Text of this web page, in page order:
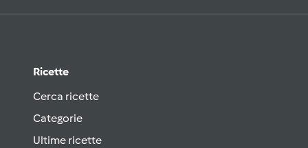
Ricette
Cerca ricette
Categorie
Ultime ricette